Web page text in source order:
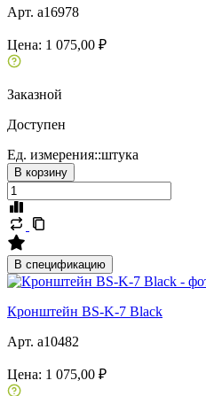
Арт. a16978
Цена: 1 075,00 ₽
Заказной
Доступен
Ед. измерения::штука
В корзину
В спецификацию
Кронштейн BS-K-7 Black
Арт. a10482
Цена: 1 075,00 ₽